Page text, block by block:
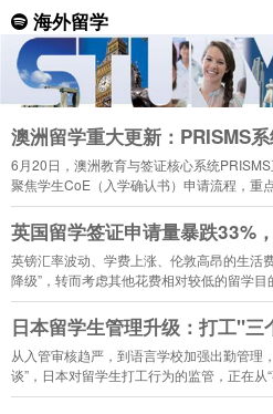
海外留学
澳洲留学重大更新：PRISMS
6月20日，澳洲教育与签证核心系统
聚焦学生CoE（入学确认书）申请流程，重
影响2026年下半年入学的留学生申请。
英国留学签证申请量暴跌33%
英镑汇率波动、学费上涨、伦敦高昂的生活
降级”，转而考虑其他花费相对较低的留学目
日本留学生管理升级：打工"
从入管审核趋严，到语言学校加强出勤管理
谈”，日本对留学生打工行为的监管，正在从“